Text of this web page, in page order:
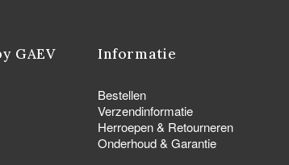
GAEV
Informatie
Bestellen
Verzendinformatie
Herroepen & Retourneren
Onderhoud & Garantie